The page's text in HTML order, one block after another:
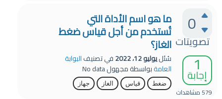
0
تصويتات
1
إجابة
579مشاهدات
ما هو اسم الأداة التي
تُستخدم من أجل قياس ضغط
الغاز؟
سُئليوليو 12، 2022 في تصنيفالبوابة
العامةبواسطةمجهولNo data
ضغط قياس الغاز جهاز